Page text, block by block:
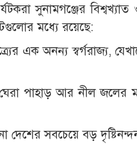
সুনামগঞ্জের
মধ্যে রয়েছে:
এক অনন্য স্বর্গরাজ্য,
পাহাড় আর নীল জলের
সবচেয়ে বড়